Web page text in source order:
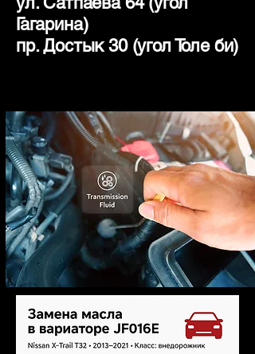
Гагарина)
пр. Достык 30 (угол Толе би)